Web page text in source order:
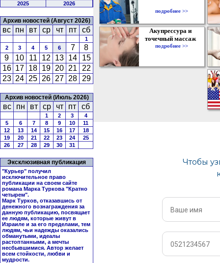
2025 2026
Архив новостей (Август 2026)
вс пн вт ср чт пт сб
1
2
3 4 5 6 7
8
9
10 11 12 13 14
15
16 17 18 19 20 21
22
23 24 25 26 27 28 29
Архив новостей (Июль 2026)
вс пн вт ср чт пт сб
1 2 3
4
5
6 7 8 9 10
11
12
13 14 15 16 17
18
19
20 21 22 23 24
25
26
27 28 29 30 31
Эксклюзивная публикация
"Курьер" получил
исключительное право
публикации на своем сайте
романа Марка Туркова "Кратно
четырем".
Марк Турков, отказавшись от
денежного вознаграждения за
данную публикацию, посвящает
ее людям, которые живут в
Израиле и за его пределами, тем
людям, чьи надежды оказались
обманутыми, идеалы
растоптанными, а мечты
несбывшимися. Автор желает
всем стойкости, любви и
мудрости.
подробнее >>
Акупрессура и
точечный массаж
подробнее >>